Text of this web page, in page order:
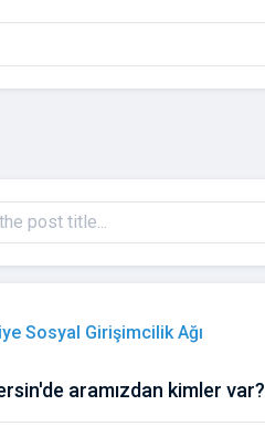
Sosyal Girişimcilik Ağı
aramızdan kimler var?